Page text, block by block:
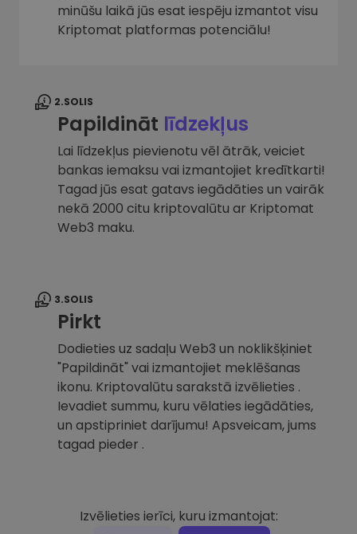
minūšu laikā jūs esat iespēju izmantot visu
Kriptomat platformas potenciālu!
2.SOLIS
Papildināt līdzekļus
Lai līdzekļus pievienotu vēl ātrāk, veiciet
bankas iemaksu vai izmantojiet kredītkarti!
Tagad jūs esat gatavs iegādāties un vairāk
nekā 2000 citu kriptovalūtu ar Kriptomat
Web3 maku.
3.SOLIS
Pirkt
Dodieties uz sadaļu Web3 un noklikšķiniet
"Papildināt" vai izmantojiet meklēšanas
ikonu. Kriptovalūtu sarakstā izvēlieties .
Ievadiet summu, kuru vēlaties iegādāties,
un apstipriniet darījumu! Apsveicam, jums
tagad pieder .
Izvēlieties ierīci, kuru izmantojat: